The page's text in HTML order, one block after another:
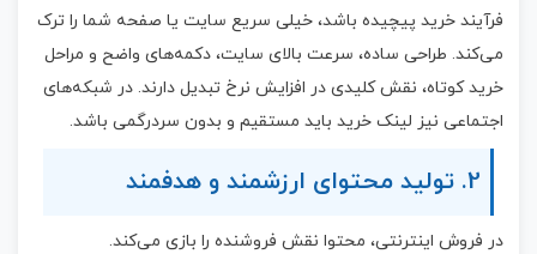
فرآیند خرید پیچیده باشد، خیلی سریع سایت یا صفحه شما را ترک
می‌کند. طراحی ساده، سرعت بالای سایت، دکمه‌های واضح و مراحل
خرید کوتاه، نقش کلیدی در افزایش نرخ تبدیل دارند. در شبکه‌های
اجتماعی نیز لینک خرید باید مستقیم و بدون سردرگمی باشد.
2. تولید محتوای ارزشمند و هدفمند
در فروش اینترنتی، محتوا نقش فروشنده را بازی می‌کند.